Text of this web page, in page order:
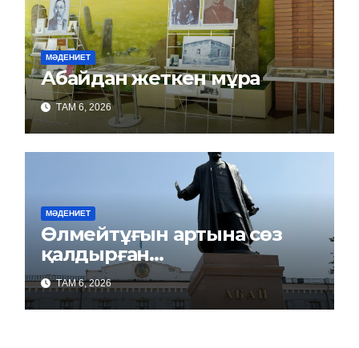
МӘДЕНИЕТ
Абайдан жеткен мұра
ТАМ 6, 2026
МӘДЕНИЕТ
Өлмейтұғын артына сөз
қалдырған…
ТАМ 6, 2026